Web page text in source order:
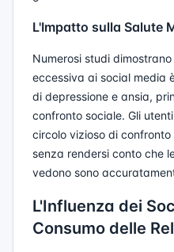
L'Impatto sulla Salute
Numerosi studi
eccessiva ai social media
di depressione e ansia,
confronto sociale. Gli
circolo vizioso di
senza rendersi conto che
vedono sono
L'Influenza dei
Consumo delle